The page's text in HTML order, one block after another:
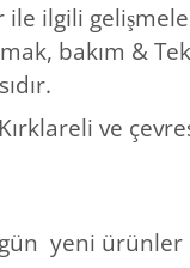
ile ilgili
bakım &
ve
yeni